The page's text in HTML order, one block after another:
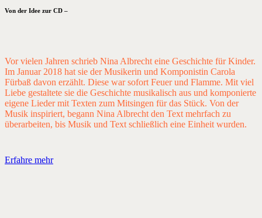
Von der Idee zur CD –
Vor vielen Jahren schrieb Nina Albrecht eine Geschichte für Kinder.
Im Januar 2018 hat sie der Musikerin und Komponistin Carola
Fürbaß davon erzählt. Diese war sofort Feuer und Flamme. Mit viel
Liebe gestaltete sie die Geschichte musikalisch aus und komponierte
eigene Lieder mit Texten zum Mitsingen für das Stück. Von der
Musik inspiriert, begann Nina Albrecht den Text mehrfach zu
überarbeiten, bis Musik und Text schließlich eine Einheit wurden.
Erfahre mehr